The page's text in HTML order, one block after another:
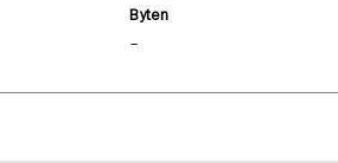
Byten
–